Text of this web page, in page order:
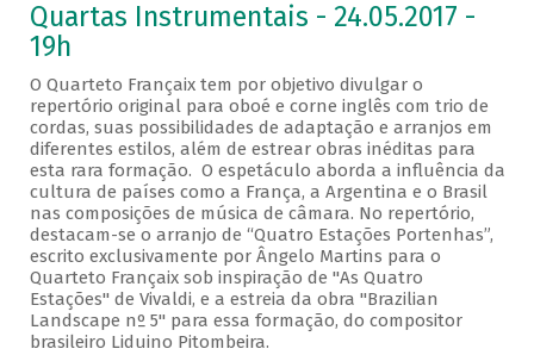
Quartas Instrumentais - 24.05.2017 -
19h
O Quarteto Françaix tem por objetivo divulgar o
repertório original para oboé e corne inglês com trio de
cordas, suas possibilidades de adaptação e arranjos em
diferentes estilos, além de estrear obras inéditas para
esta rara formação. O espetáculo aborda a influência da
cultura de países como a França, a Argentina e o Brasil
nas composições de música de câmara. No repertório,
destacam-se o arranjo de “Quatro Estações Portenhas”,
escrito exclusivamente por Ângelo Martins para o
Quarteto Françaix sob inspiração de "As Quatro
Estações" de Vivaldi, e a estreia da obra "Brazilian
Landscape nº 5" para essa formação, do compositor
brasileiro Liduino Pitombeira.